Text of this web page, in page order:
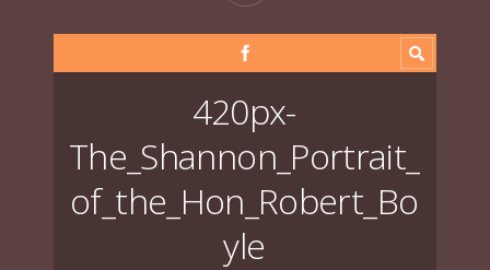
420px-
The_Shannon_Portrait_
of_the_Hon_Robert_Bo
yle